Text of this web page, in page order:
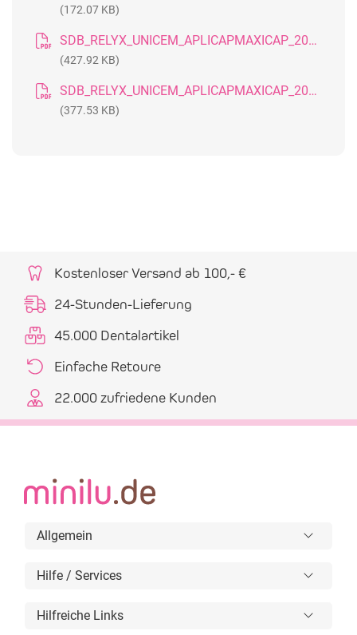
(172.07 KB)
SDB_RELYX_UNICEM_APLICAPMAXICAP_20170310_DE
(427.92 KB)
SDB_RELYX_UNICEM_APLICAPMAXICAP_20170523_GB
(377.53 KB)
Kostenloser Versand ab 100,- €
24-Stunden-Lieferung
45.000 Dentalartikel
Einfache Retoure
22.000 zufriedene Kunden
Allgemein
Hilfe / Services
Hilfreiche Links